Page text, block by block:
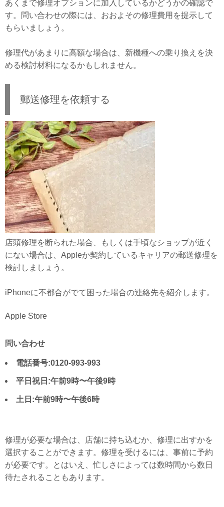
あくまで修理オプションに加入しているかどうかの確認で
す。問い合わせの際には、おおよその修理費用を提示して
もらいましょう。
修理代があまりに高額な場合は、新機種への乗り換えを決
める検討材料になるかもしれません。
郵送修理を依頼する
店頭修理を断られた場合、もしくは手頃なショップが近く
にない場合は、Appleか契約しているキャリアの郵送修理を
検討しましょう。
iPhoneに不都合がでて困った場合の連絡先を紹介します。
Apple Store
問い合わせ
電話番号:0120-993-993
平日祝日:午前9時〜午後9時
土日:午前9時〜午後6時
修理が必要な場合は、店舗に持ち込むか、修理に出すかを
選択することができます。修理を受けるには、事前に予約
が必要です。とはいえ、忙しさによっては数時間から数日
待たされることもあります。